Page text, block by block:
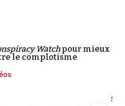
Watchpour mieux
le complotisme